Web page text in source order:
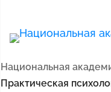
Национальная
Практическая